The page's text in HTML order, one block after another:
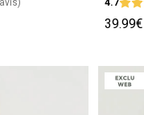
4.7
39.99€